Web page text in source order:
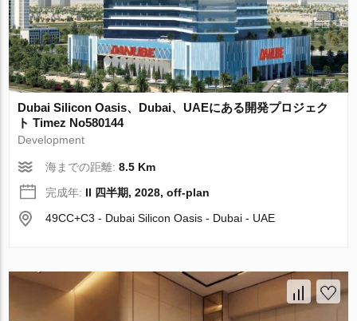
Dubai Silicon Oasis、Dubai、UAEにある開発プロジェク
ト Timez No580144
Development
海までの距離:8.5 Km
完成年: II 四半期, 2028, off-plan
49CC+C3 - Dubai Silicon Oasis - Dubai - UAE